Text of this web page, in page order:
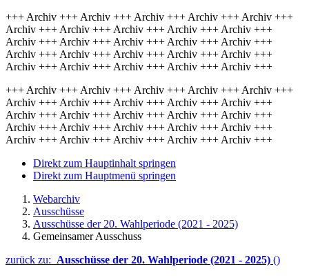
+++ Archiv +++ Archiv +++ Archiv +++ Archiv +++ Archiv +++
Archiv +++ Archiv +++ Archiv +++ Archiv +++ Archiv +++
Archiv +++ Archiv +++ Archiv +++ Archiv +++ Archiv +++
Archiv +++ Archiv +++ Archiv +++ Archiv +++ Archiv +++
Archiv +++ Archiv +++ Archiv +++ Archiv +++ Archiv +++
+++ Archiv +++ Archiv +++ Archiv +++ Archiv +++ Archiv +++
Archiv +++ Archiv +++ Archiv +++ Archiv +++ Archiv +++
Archiv +++ Archiv +++ Archiv +++ Archiv +++ Archiv +++
Archiv +++ Archiv +++ Archiv +++ Archiv +++ Archiv +++
Archiv +++ Archiv +++ Archiv +++ Archiv +++ Archiv +++
Direkt zum Hauptinhalt springen
Direkt zum Hauptmenü springen
Webarchiv
Ausschüsse
Ausschüsse der 20. Wahlperiode (2021 - 2025)
Gemeinsamer Ausschuss
zurück zu: Ausschüsse der 20. Wahlperiode (2021 - 2025) ()